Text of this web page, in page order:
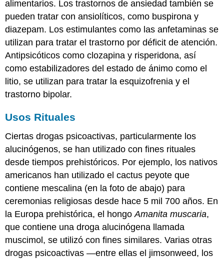
alimentarios. Los trastornos de ansiedad también se
pueden tratar con ansiolíticos, como buspirona y
diazepam. Los estimulantes como las anfetaminas se
utilizan para tratar el trastorno por déficit de atención.
Antipsicóticos como clozapina y risperidona, así
como estabilizadores del estado de ánimo como el
litio, se utilizan para tratar la esquizofrenia y el
trastorno bipolar.
Usos Rituales
Ciertas drogas psicoactivas, particularmente los
alucinógenos, se han utilizado con fines rituales
desde tiempos prehistóricos. Por ejemplo, los nativos
americanos han utilizado el cactus peyote que
contiene mescalina (en la foto de abajo) para
ceremonias religiosas desde hace 5 mil 700 años. En
la Europa prehistórica, el hongoAmanita muscaria,
que contiene una droga alucinógena llamada
muscimol, se utilizó con fines similares. Varias otras
drogas psicoactivas —entre ellas el jimsonweed, los